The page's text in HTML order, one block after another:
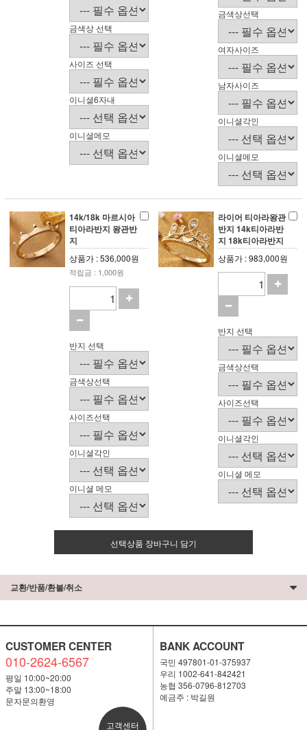
금색상 선택
사이즈 선택
이니셜6자내
이니셜메모
금색상선택
여자사이즈
남자사이즈
이니셜각인
이니셜메모
14k/18k 마르시아
티아라반지 왕관반
지
상품가 : 536,000원
적립금 : 1,000원
반지 선택
금색상선택
사이즈선택
이니셜각인
이니셜 메모
라이어 티아라왕관
반지 14k티아라반
지 18k티아라반지
상품가 : 983,000원
반지 선택
금색상선택
사이즈선택
이니셜각인
이니셜 메모
선택상품 장바구니 담기
교환/반품/환불/취소
CUSTOMER CENTER
010-2624-6567
평일 10:00~20:00
주말 13:00~18:00
문자문의환영
고객센터
BANK ACCOUNT
국민 497801-01-375937
우리 1002-641-842421
농협 356-0796-812703
예금주 : 박길원